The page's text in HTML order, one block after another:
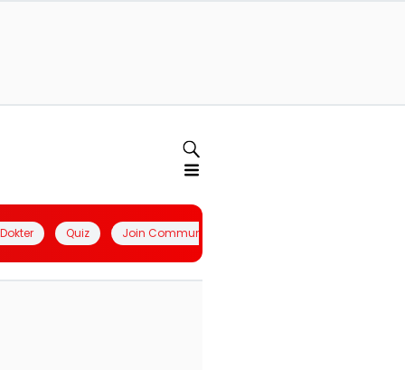
Quiz Join Community